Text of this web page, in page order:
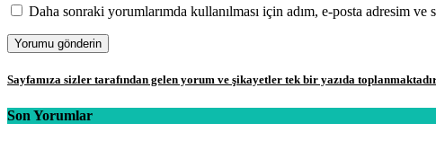
Daha sonraki yorumlarımda kullanılması için adım, e-posta adresim ve
Sayfamıza sizler tarafından gelen yorum ve şikayetler tek bir yazıda
Son Yorumlar